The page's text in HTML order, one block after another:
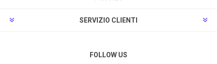
SERVIZIO CLIENTI
FOLLOW US